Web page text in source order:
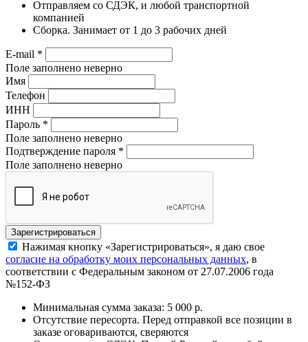
Отправляем со СДЭК, и любой транспортной
компанией
Сборка. Занимает от 1 до 3 рабочих дней
E-mail *
Поле заполнено неверно
Имя
Телефон
ИНН
Пароль *
Поле заполнено неверно
Подтверждение пароля *
Поле заполнено неверно
Нажимая кнопку «Зарегистрироваться», я даю свое
согласие на обработку моих персональных данных, в
соответствии с Федеральным законом от 27.07.2006 года
№152-ФЗ
Минимальная сумма заказа: 5 000 р.
Отсутствие пересорта. Перед отправкой все позиции в
заказе оговариваются, сверяются